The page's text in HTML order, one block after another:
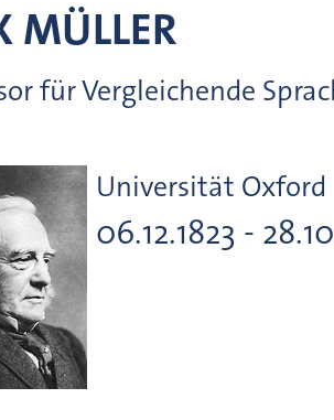
MÜLLER
für Vergleichende
Universität Oxford
06.12.1823 -